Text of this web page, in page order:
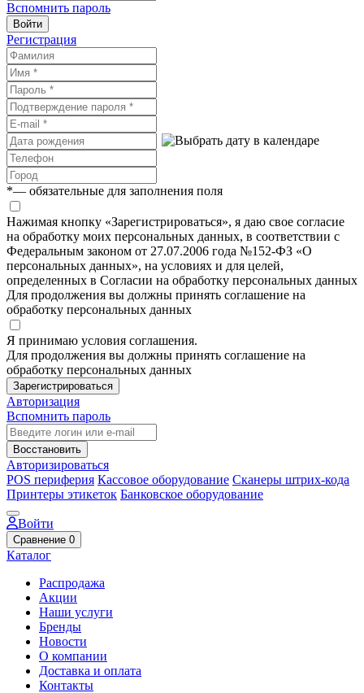
Вспомнить пароль
Войти
Регистрация
*— обязательные для заполнения поля
Нажимая кнопку «Зарегистрироваться», я даю свое согласие
на обработку моих персональных данных, в соответствии с
Федеральным законом от 27.07.2006 года №152-ФЗ «О
персональных данных», на условиях и для целей,
определенных в Согласии на обработку персональных данных
Для продолжения вы должны принять соглашение на
обработку персональных данных
Я принимаю условия соглашения.
Для продолжения вы должны принять соглашение на
обработку персональных данных
Зарегистрироваться
Авторизация
Вспомнить пароль
Восстановить
Авторизироваться
POS периферия Кассовое оборудование Сканеры штрих-кода
Принтеры этикеток Банковское оборудование
Войти
Сравнение 0
Каталог
Распродажа
Акции
Наши услуги
Бренды
Новости
О компании
Доставка и оплата
Контакты